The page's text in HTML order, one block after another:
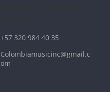
+57 320 984 40 35
Colombiamusicinc@gmail.c
om